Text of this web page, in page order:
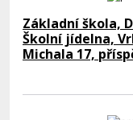
Základní škola,
Školní jídelna,
Michala 17,